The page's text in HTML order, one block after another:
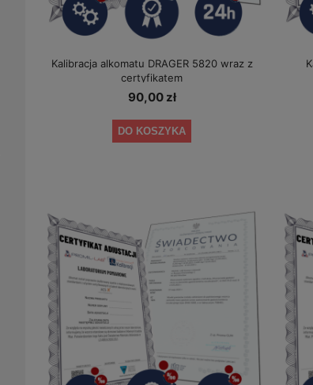
Kalibracja alkomatu DRAGER 5820 wraz z
certyfikatem
90,00 zł
DO KOSZYKA